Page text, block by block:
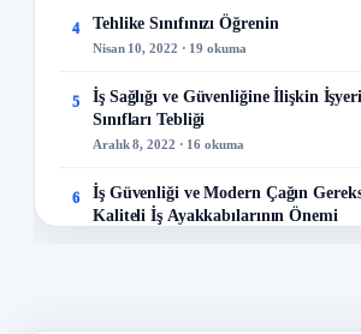
4 Tehlike Sınıfınızı Öğrenin
Nisan 10, 2022 · 19 okuma
5
İş Sağlığı ve Güvenliğine İlişkin
Sınıfları Tebliği
Aralık 8, 2022 · 16 okuma
6
İş Güvenliği ve Modern Çağın
Kaliteli İş Ayakkabılarının Önemi